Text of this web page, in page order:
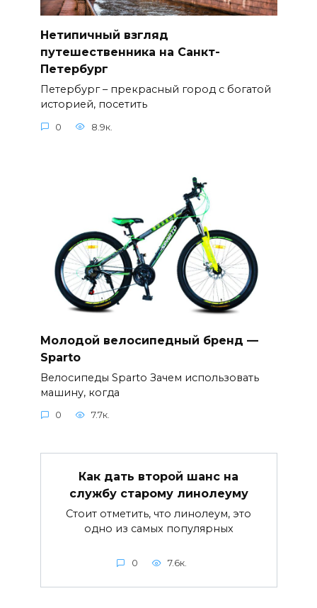
Нетипичный взгляд
путешественника на Санкт-
Петербург
Петербург – прекрасный город с богатой
историей, посетить
0 8.9к.
Молодой велосипедный бренд —
Sparto
Велосипеды Sparto Зачем использовать
машину, когда
0 7.7к.
Как дать второй шанс на
службу старому линолеуму
Стоит отметить, что линолеум, это
одно из самых популярных
0 7.6к.